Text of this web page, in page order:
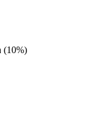
(10%)